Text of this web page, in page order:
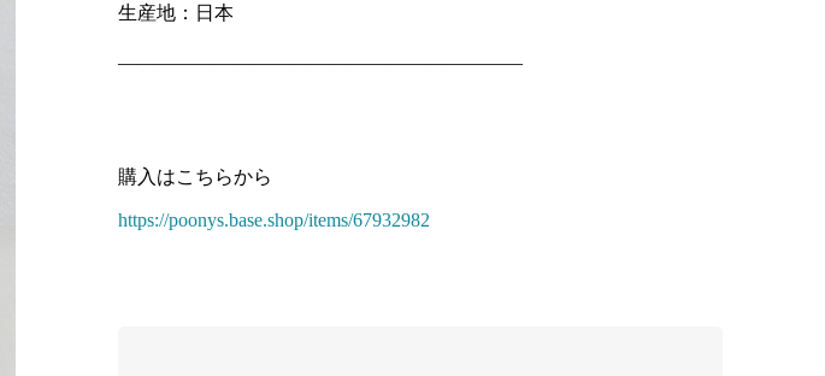
生産地：日本
—————————————————————
購入はこちらから
https://poonys.base.shop/items/67932982